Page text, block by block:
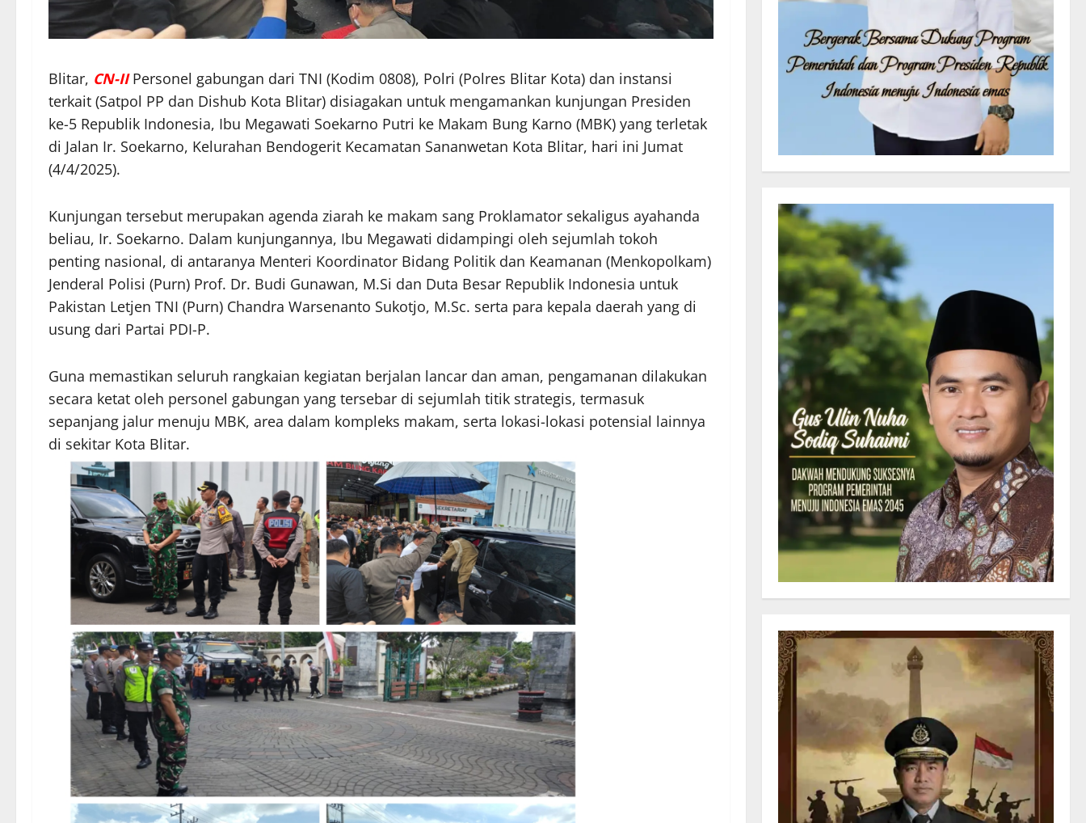
Blitar, CN-IIPersonel gabungan dari TNI (Kodim 0808), Polri (Polres Blitar Kota) dan instansi
terkait (Satpol PP dan Dishub Kota Blitar) disiagakan untuk mengamankan kunjungan Presiden
ke-5 Republik Indonesia, Ibu Megawati Soekarno Putri ke Makam Bung Karno (MBK) yang terletak
di Jalan Ir. Soekarno, Kelurahan Bendogerit Kecamatan Sananwetan Kota Blitar, hari ini Jumat
(4/4/2025).
Kunjungan tersebut merupakan agenda ziarah ke makam sang Proklamator sekaligus ayahanda
beliau, Ir. Soekarno. Dalam kunjungannya, Ibu Megawati didampingi oleh sejumlah tokoh
penting nasional, di antaranya Menteri Koordinator Bidang Politik dan Keamanan (Menkopolkam)
Jenderal Polisi (Purn) Prof. Dr. Budi Gunawan, M.Si dan Duta Besar Republik Indonesia untuk
Pakistan Letjen TNI (Purn) Chandra Warsenanto Sukotjo, M.Sc. serta para kepala daerah yang di
usung dari Partai PDI-P.
Guna memastikan seluruh rangkaian kegiatan berjalan lancar dan aman, pengamanan dilakukan
secara ketat oleh personel gabungan yang tersebar di sejumlah titik strategis, termasuk
sepanjang jalur menuju MBK, area dalam kompleks makam, serta lokasi-lokasi potensial lainnya
di sekitar Kota Blitar.